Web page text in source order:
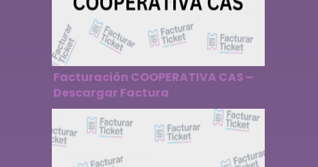
Facturación COOPERATIVA CAS –
Descargar Factura